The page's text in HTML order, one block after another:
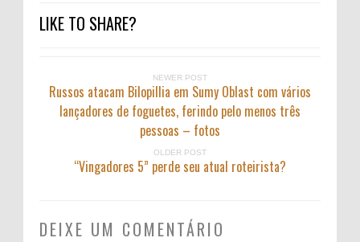
LIKE TO SHARE?
NEWER POST
Russos atacam Bilopillia em Sumy Oblast com vários
lançadores de foguetes, ferindo pelo menos três
pessoas – fotos
OLDER POST
“Vingadores 5” perde seu atual roteirista?
DEIXE UM COMENTÁRIO